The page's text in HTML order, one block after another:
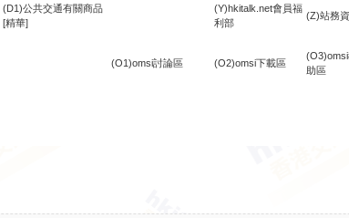
(D1)公共交通有關商品
[精華]
(Y)hkitalk.net會員福
利部
(Z)站務
(O1)omsi討論區 (O2)omsi下載區
助區